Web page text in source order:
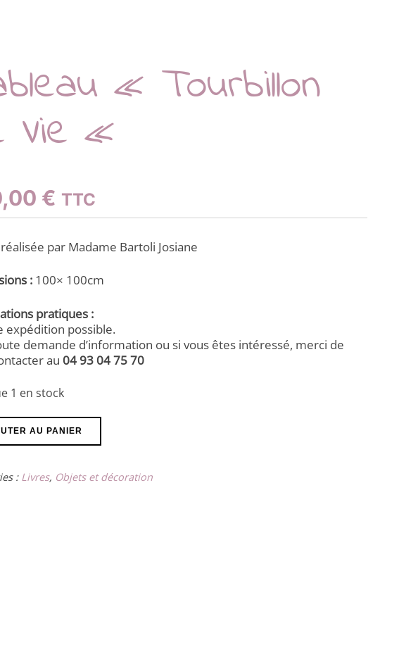
« Tourbillon
Vie «
€ TTC
par Madame Bartoli Josiane
: 100× 100cm
pratiques :
expédition possible.
demande d’information ou si vous êtes intéressé, merci de
au 04 93 04 75 70
1 en stock
AU PANIER
: Livres, Objets et décoration